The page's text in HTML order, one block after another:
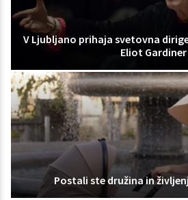
V Ljubljano prihaja svetovna
Eliot Gardiner
Postali ste družina in